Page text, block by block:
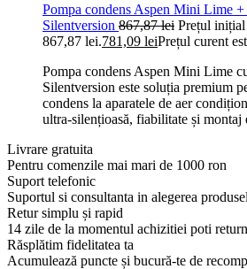
Pompa condens Aspen Mini Lime
Silentversion 867,87lei Prețul inițial
867,87 lei.781,09 leiPrețul curent
Pompa condens Aspen Mini Lime
Silentversion este soluția premium
condens la aparatele de aer
ultra-silențioasă, fiabilitate și montaj
Livrare gratuita
Pentru comenzile mai mari de 1000 ron
Suport telefonic
Suportul si consultanta in alegerea
Retur simplu și rapid
14 zile de la momentul achizitiei poti
Răsplătim fidelitatea ta
Acumulează puncte și bucură-te de